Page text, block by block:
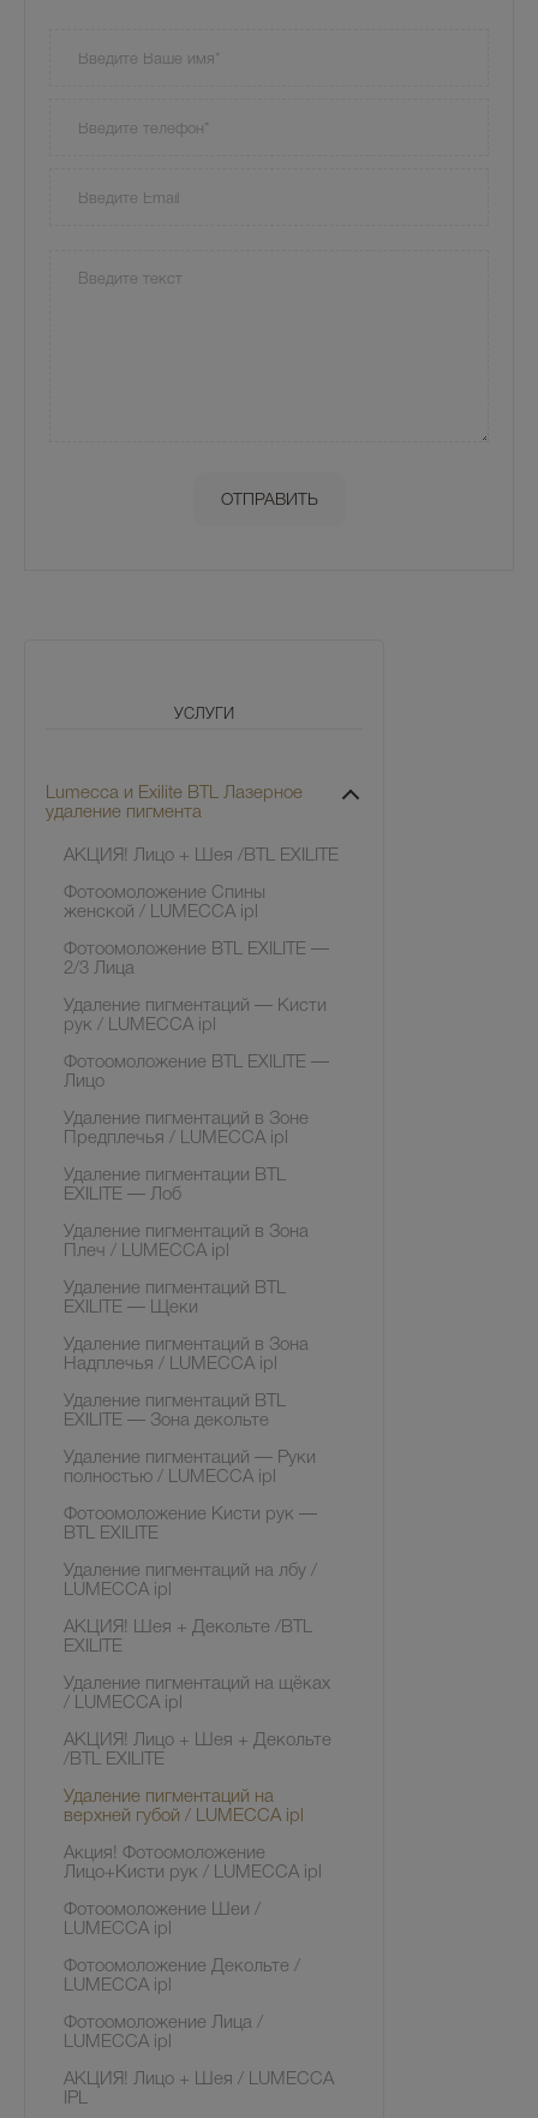
УСЛУГИ
Lumecca и Exilite BTL Лазерное
удаление пигмента
АКЦИЯ! Лицо + Шея /BTL EXILITE
Фотоомоложение Спины
женской / LUMECCA ipl
Фотоомоложение BTL EXILITE —
2/3 Лица
Удаление пигментаций — Кисти
рук / LUMECCA ipl
Фотоомоложение BTL EXILITE —
Лицо
Удаление пигментаций в Зоне
Предплечья / LUMECCA ipl
Удаление пигментации BTL
EXILITE — Лоб
Удаление пигментаций в Зона
Плеч / LUMECCA ipl
Удаление пигментаций BTL
EXILITE — Щеки
Удаление пигментаций в Зона
Надплечья / LUMECCA ipl
Удаление пигментаций BTL
EXILITE — Зона декольте
Удаление пигментаций — Руки
полностью / LUMECCA ipl
Фотоомоложение Кисти рук —
BTL EXILITE
Удаление пигментаций на лбу /
LUMECCA ipl
АКЦИЯ! Шея + Декольте /BTL
EXILITE
Удаление пигментаций на щёках
/ LUMECCA ipl
АКЦИЯ! Лицо + Шея + Декольте
/BTL EXILITE
Удаление пигментаций на
верхней губой / LUMECCA ipl
Акция! Фотоомоложение
Лицо+Кисти рук / LUMECCA ipl
Фотоомоложение Шеи /
LUMECCA ipl
Фотоомоложение Декольте /
LUMECCA ipl
Фотоомоложение Лица /
LUMECCA ipl
АКЦИЯ! Лицо + Шея / LUMECCA
IPL